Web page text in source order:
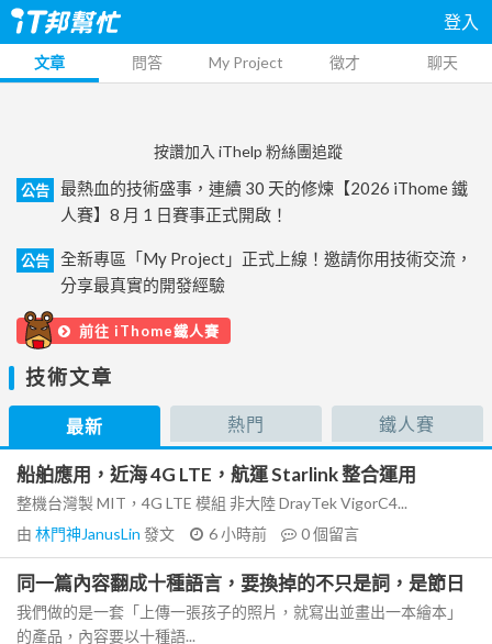
登入
文章 問答 My Project 徵才 聊天
按讚加入 iThelp 粉絲團追蹤
公告
最熱血的技術盛事，連續 30 天的修煉【2026 iThome 鐵
人賽】8 月 1 日賽事正式開啟！
公告
全新專區「My Project」正式上線！邀請你用技術交流，
分享最真實的開發經驗
前往 iThome鐵人賽
技術文章
最新 熱門 鐵人賽
船舶應用，近海 4G LTE，航運 Starlink 整合運用
整機台灣製 MIT，4G LTE 模組 非大陸 DrayTek VigorC4...
由 林門神JanusLin 發文 6 小時前 0個留言
同一篇內容翻成十種語言，要換掉的不只是詞，是節日
我們做的是一套「上傳一張孩子的照片，就寫出並畫出一本繪本」
的產品，內容要以十種語...